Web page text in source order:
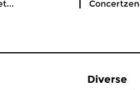
Diverse